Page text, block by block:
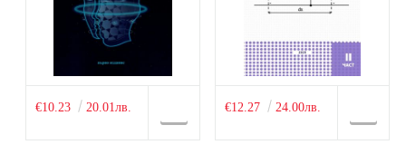
€10.23 20.01лв. €12.27 24.00лв.